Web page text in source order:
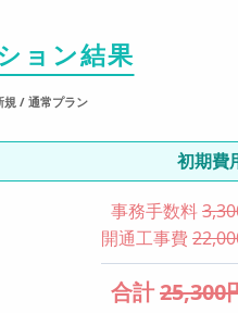
ョン結果
/ 通常プラン
初期費
事務手数料
開通工事費
合計25,300